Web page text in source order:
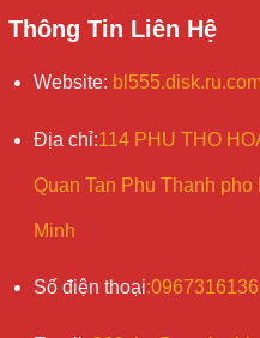
Thông Tin Liên Hệ
Website:
Địa chỉ:114 PHU THO
Quan Tan Phu Thanh pho
Minh
Số điện thoại:0967316136